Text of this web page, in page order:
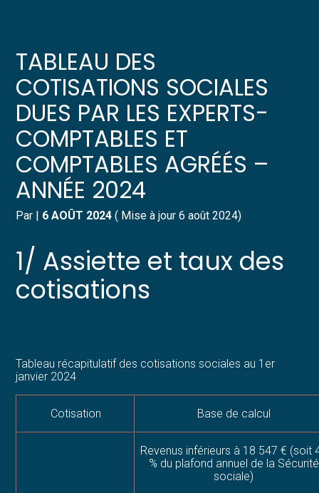
Gérer votre quotidien
Piloter votre entreprise
Développer votre entreprise
Construire votre patrimoine
Structurer votre croissance
Être prêt pour la facturation
électronique
Suivre votre comptabilité
Gérer vos ressources humaines
Dématérialiser vos documents
TABLEAU DES
COTISATIONS SOCIALES
DUES PAR LES EXPERTS-
COMPTABLES ET
COMPTABLES AGRÉÉS –
ANNÉE 2024
Par | 6 AOÛT 2024 ( Mise à jour 6 août 2024)
1/ Assiette et taux des
cotisations
Tableau récapitulatif des cotisations sociales au 1er
janvier 2024
Cotisation Base de calcul
Revenus inférieurs à 18 547 € (soit
% du plafond annuel de la Sécurité
sociale)